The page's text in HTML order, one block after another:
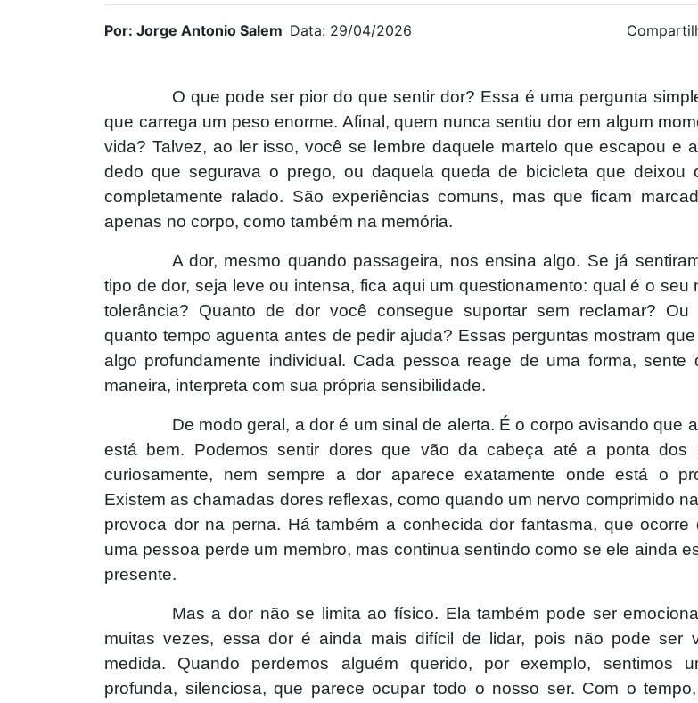
Por: Jorge Antonio Salem Data: 29/04/2026
O que pode ser pior do que sentir dor? Essa é uma pergunta
que carrega um peso enorme. Afinal, quem nunca sentiu dor em algum
vida? Talvez, ao ler isso, você se lembre daquele martelo que escapou e
dedo que segurava o prego, ou daquela queda de bicicleta que deixou
completamente ralado. São experiências comuns, mas que ficam
apenas no corpo, como também na memória.
A dor, mesmo quando passageira, nos ensina algo. Se já
tipo de dor, seja leve ou intensa, fica aqui um questionamento: qual é o seu
tolerância? Quanto de dor você consegue suportar sem reclamar? Ou
quanto tempo aguenta antes de pedir ajuda? Essas perguntas mostram
algo profundamente individual. Cada pessoa reage de uma forma, sente
maneira, interpreta com sua própria sensibilidade.
De modo geral, a dor é um sinal de alerta. É o corpo avisando que
está bem. Podemos sentir dores que vão da cabeça até a ponta dos
curiosamente, nem sempre a dor aparece exatamente onde está o
Existem as chamadas dores reflexas, como quando um nervo comprimido
provoca dor na perna. Há também a conhecida dor fantasma, que ocorre
uma pessoa perde um membro, mas continua sentindo como se ele ainda
presente.
Mas a dor não se limita ao físico. Ela também pode ser
muitas vezes, essa dor é ainda mais difícil de lidar, pois não pode ser
medida. Quando perdemos alguém querido, por exemplo, sentimos
profunda, silenciosa, que parece ocupar todo o nosso ser. Com o